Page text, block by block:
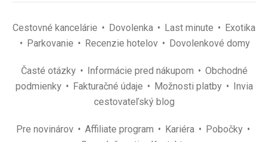
Cestovné kancelárie Dovolenka Last minute
Exotika
Parkovanie
Recenzie hotelov Dovolenkové domy
Časté otázky Informácie pred nákupom
Obchodné
podmienky
Fakturačné údaje Možnosti platby
Invia
cestovateľský blog
Pre novinárov Affiliate program Kariéra
Pobočky